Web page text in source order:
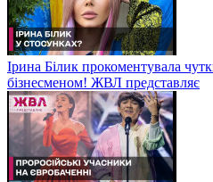
Ірина Білик прокоментувала
бізнесменом! ЖВЛ представляє